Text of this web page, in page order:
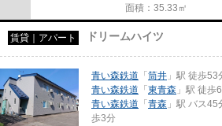
面積：35.33㎡
賃貸｜アパート ドリームハイツ
青い森鉄道 「 筒井 」駅 徒歩53
青い森鉄道 「 東青森 」駅 徒歩
青い森鉄道 「 青森 」駅 バス
歩3分